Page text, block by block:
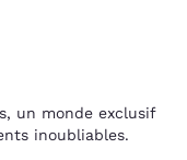
un monde exclusif
inoubliables.